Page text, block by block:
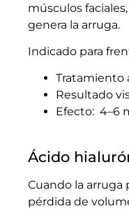
músculos
genera la arruga.
Indicado para
Tratamiento
Resultado
Efecto: 4–6
Ácido
Cuando la
pérdida de